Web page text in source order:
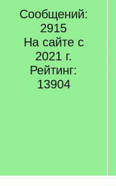
Сообщений:
2915
На сайте с
2021 г.
Рейтинг:
13904